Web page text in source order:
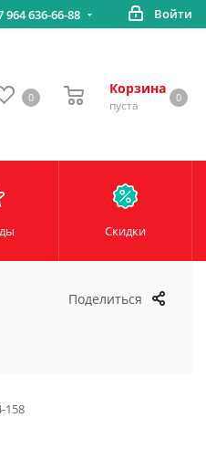
964 636-66-88 Войти
0
Корзина
пуста
0
Скидки
Поделиться
158